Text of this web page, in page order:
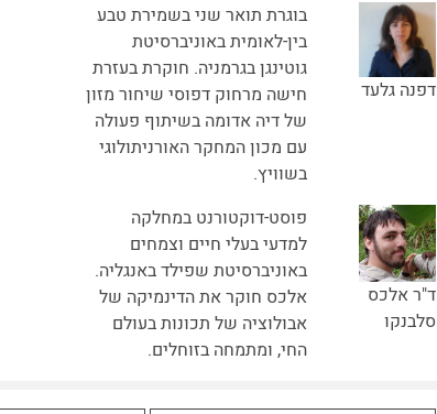
דפנה גלעד
בוגרת תואר שני בשמירת טבע
בין-לאומית באוניברסיטת
גוטינגן בגרמניה. חוקרת בעזרת
חישה מרחוק דפוסי שיחור מזון
של דיה אדומה בשיתוף פעולה
עם מכון המחקר האורניתולוגי
בשוויץ.
ד"ר אלכס
סלבנקו
פוסט-דוקטורנט במחלקה
למדעי בעלי חיים וצמחים
באוניברסיטת שפילד באנגליה.
אלכס חוקר את הדינמיקה של
אבולוציה של תכונות בעולם
החי, ומתמחה בזוחלים.